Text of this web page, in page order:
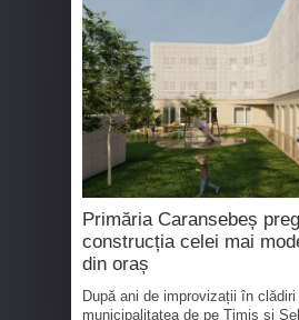
Primăria Caransebeș
construcția celei mai
din oraș
După ani de improvizații în clădiri
municipalitatea de pe Timiș și